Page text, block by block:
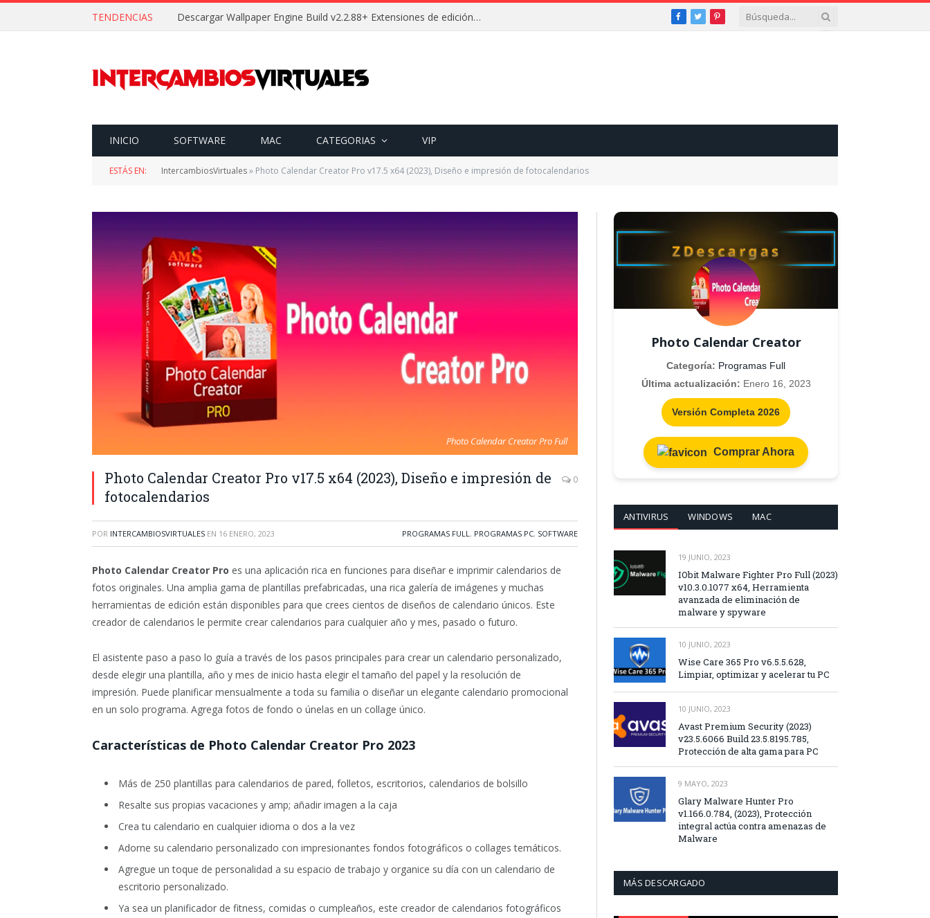
TENDENCIAS Descargar Wallpaper Engine Build v2.2.88+ Extensiones de edición Full (Español) [Mega] Facebook
TwitterPinterest
INICIO SOFTWARE MAC CATEGORIAS VIP
ESTÁS EN: IntercambiosVirtuales» Photo Calendar Creator Pro v17.5 x64 (2023), Diseño e impresión de fotocalendarios
Photo Calendar Creator Pro Full
Photo Calendar Creator Pro v17.5 x64 (2023), Diseño e impresión de
fotocalendarios
0
POR INTERCAMBIOSVIRTUALES EN 16 ENERO, 2023 PROGRAMAS FULL, PROGRAMAS PC, SOFTWARE
Photo Calendar Creator Pro es una aplicación rica en funciones para diseñar e imprimir calendarios de
fotos originales. Una amplia gama de plantillas prefabricadas, una rica galería de imágenes y muchas
herramientas de edición están disponibles para que crees cientos de diseños de calendario únicos. Este
creador de calendarios le permite crear calendarios para cualquier año y mes, pasado o futuro.
El asistente paso a paso lo guía a través de los pasos principales para crear un calendario personalizado,
desde elegir una plantilla, año y mes de inicio hasta elegir el tamaño del papel y la resolución de
impresión. Puede planificar mensualmente a toda su familia o diseñar un elegante calendario promocional
en un solo programa. Agrega fotos de fondo o únelas en un collage único.
Características de Photo Calendar Creator Pro 2023
Más de 250 plantillas para calendarios de pared, folletos, escritorios, calendarios de bolsillo
Resalte sus propias vacaciones y amp; añadir imagen a la caja
Crea tu calendario en cualquier idioma o dos a la vez
Adorne su calendario personalizado con impresionantes fondos fotográficos o collages temáticos.
Agregue un toque de personalidad a su espacio de trabajo y organice su día con un calendario de
escritorio personalizado.
Ya sea un planificador de fitness, comidas o cumpleaños, este creador de calendarios fotográficos
Photo Calendar Creator
Categoría: Programas Full
Última actualización: Enero 16, 2023
Versión Completa 2026
Comprar Ahora
ANTIVIRUS WINDOWS MAC
19 JUNIO, 2023
IObit Malware Fighter Pro Full (2023)
v10.3.0.1077 x64, Herramienta
avanzada de eliminación de
malware y spyware
10 JUNIO, 2023
Wise Care 365 Pro v6.5.5.628,
Limpiar, optimizar y acelerar tu PC
10 JUNIO, 2023
Avast Premium Security (2023)
v23.5.6066 Build 23.5.8195.785,
Protección de alta gama para PC
9 MAYO, 2023
Glary Malware Hunter Pro
v1.166.0.784, (2023), Protección
integral actúa contra amenazas de
Malware
MÁS DESCARGADO